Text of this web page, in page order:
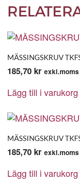
MÄSSINGSKRUV
185,70 kr exkl.moms
Lägg till i varukorg
MÄSSINGSKRUV
185,70 kr exkl.moms
Lägg till i varukorg